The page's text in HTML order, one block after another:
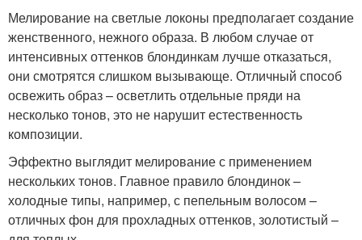
Мелирование на светлые локоны предполагает создание
женственного, нежного образа. В любом случае от
интенсивных оттенков блондинкам лучше отказаться,
они смотрятся слишком вызывающе. Отличный способ
освежить образ – осветлить отдельные пряди на
несколько тонов, это не нарушит естественность
композиции.
Эффектно выглядит мелирование с применением
нескольких тонов. Главное правило блондинок –
холодные типы, например, с пепельным волосом –
отличных фон для прохладных оттенков, золотистый –